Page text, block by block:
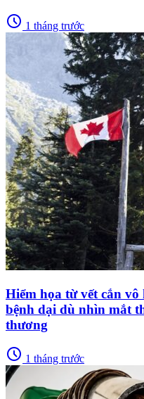
schedule 1 tháng trước
Hiểm họa từ vết cắn
bệnh dại dù nhìn mắt
thương
schedule 1 tháng trước